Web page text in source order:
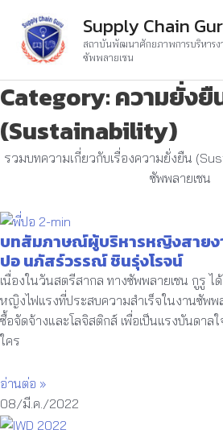
content
Supply Chain
สถาบันพัฒนาศักยภาพการบริหาร
ซัพพลายเชน
Category: ความยั่งยื
(Sustainability)
รวมบทความเกี่ยวกับเรื่องความยั่งยืน
ซัพพลายเชน
บทสัมภาษณ์ผู้บริหารหญิงสาย
ปอ นภัสร์วรรณ์ ชินรุ่งโรจน์
เนื่องในวันสตรีสากล ทางซัพพลายเชน กูรู
หญิงไฟแรงที่ประสบความสำเร็จในงานซัพพ
ซื้อจัดจ้างและโลจิสติกส์ เพื่อเป็นแรงบันดา
ใคร
อ่านต่อ »
08/มี.ค./2022